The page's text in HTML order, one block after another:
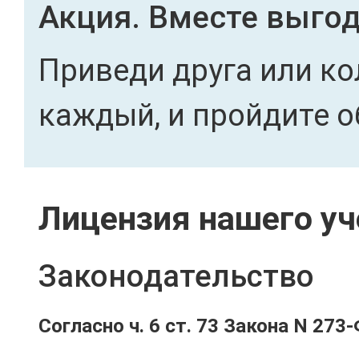
Акция. Вместе
Приведи друга или
каждый, и пройдите
Лицензия нашего
Законодательство
Согласно ч. 6 ст. 73 Закона N